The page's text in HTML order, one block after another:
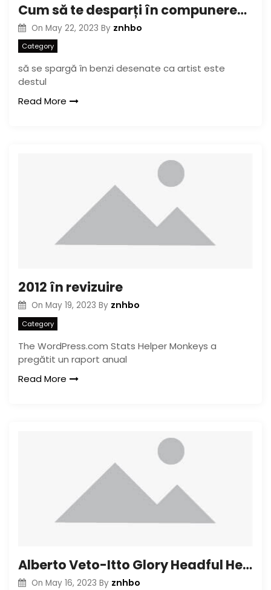
Cum să te desparți în compunerea benzilor desenate
On May 22, 2023 By znhbo
Category
să se spargă în benzi desenate ca artist este
destul
Read More
2012 în revizuire
On May 19, 2023 By znhbo
Category
The WordPress.com Stats Helper Monkeys a
pregătit un raport anual
Read More
Alberto Veto-Itto Glory Headful Heart
On May 16, 2023 By znhbo